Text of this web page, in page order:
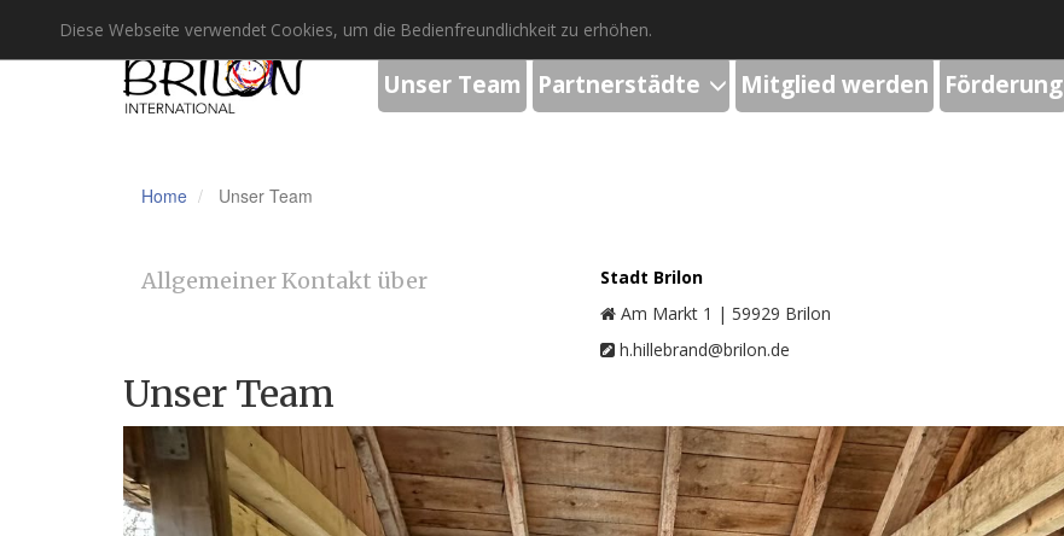
Diese Webseite verwendet Cookies, um die Bedienfreundlichkeit zu erhöhen.
Unser Team Partnerstädte Mitglied werden Förderung
Home Unser Team
Allgemeiner Kontakt über
Stadt Brilon
Am Markt 1 | 59929 Brilon
h.hillebrand@brilon.de
Unser Team